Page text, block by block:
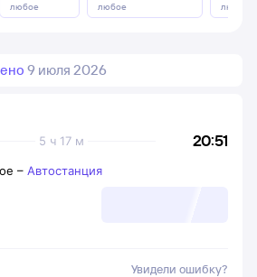
любое любое любое
9 июля 2026
20:51
5 ч 17 м
– Автостанция
Увидели ошибку?